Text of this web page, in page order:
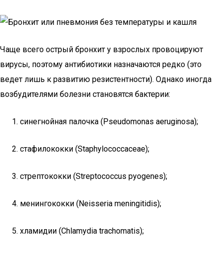
Чаще всего острый бронхит у взрослых провоцируют
вирусы, поэтому антибиотики назначаются редко (это
ведет лишь к развитию резистентности). Однако иногда
возбудителями болезни становятся бактерии:
синегнойная палочка (Pseudomonas aeruginosa);
стафилококки (Staphylococcaceae);
стрептококки (Streptococcus pyogenes);
менингококки (Neisseria meningitidis);
хламидии (Chlamydia trachomatis);